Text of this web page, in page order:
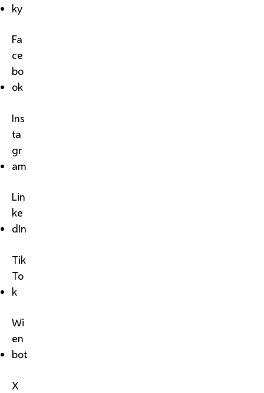
ky
Fa
ce
bo
ok
Ins
ta
gr
am
Lin
ke
dIn
Tik
To
k
Wi
en
bot
X